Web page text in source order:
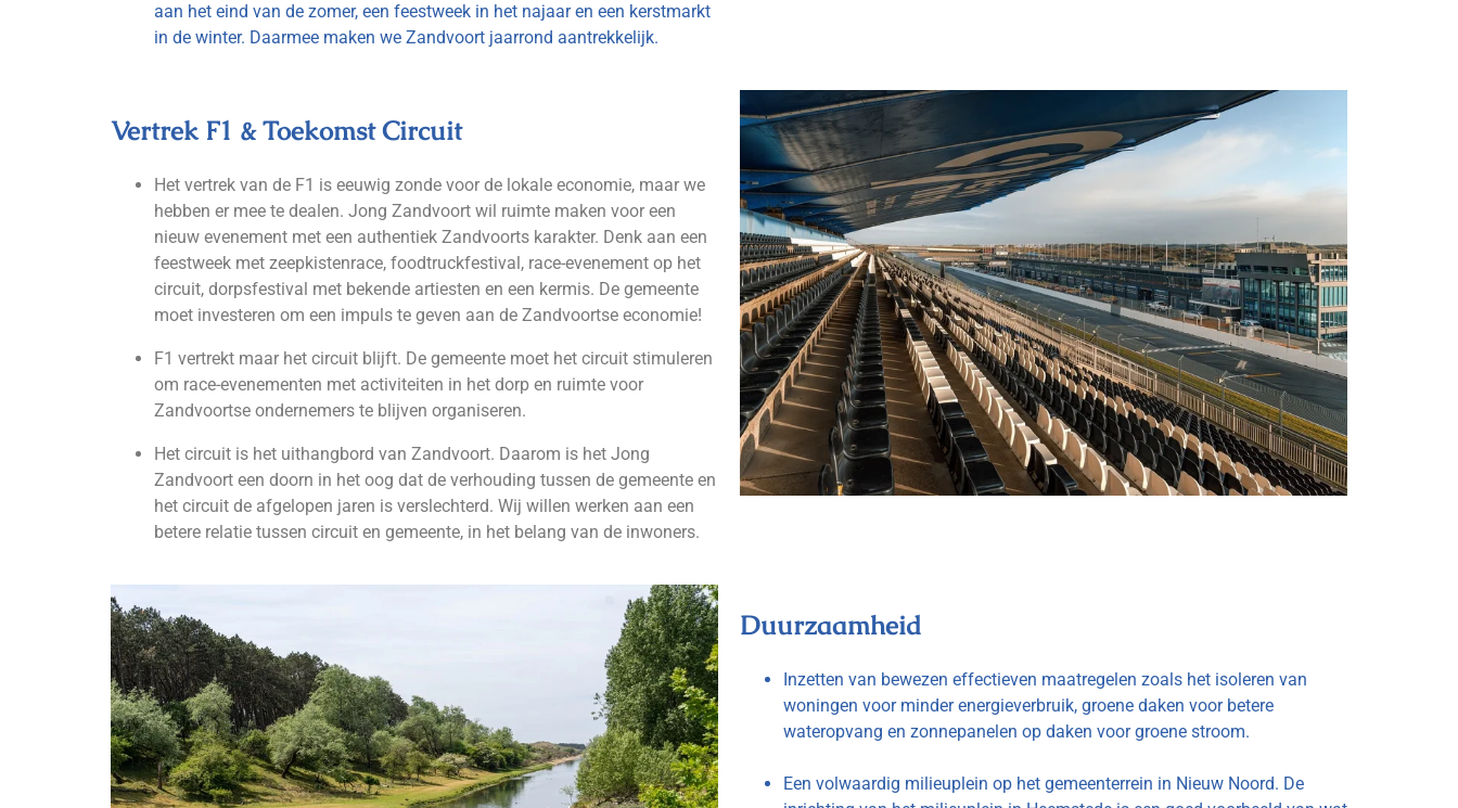
aan het eind van de zomer, een feestweek in het najaar en een kerstmarkt
in de winter. Daarmee maken we Zandvoort jaarrond aantrekkelijk.
Vertrek F1 & Toekomst Circuit
Het vertrek van de F1 is eeuwig zonde voor de lokale economie, maar we
hebben er mee te dealen. Jong Zandvoort wil ruimte maken voor een
nieuw evenement met een authentiek Zandvoorts karakter. Denk aan een
feestweek met zeepkistenrace, foodtruckfestival, race-evenement op het
circuit, dorpsfestival met bekende artiesten en een kermis. De gemeente
moet investeren om een impuls te geven aan de Zandvoortse economie!
F1 vertrekt maar het circuit blijft. De gemeente moet het circuit stimuleren
om race-evenementen met activiteiten in het dorp en ruimte voor
Zandvoortse ondernemers te blijven organiseren.
Het circuit is het uithangbord van Zandvoort. Daarom is het Jong
Zandvoort een doorn in het oog dat de verhouding tussen de gemeente en
het circuit de afgelopen jaren is verslechterd. Wij willen werken aan een
betere relatie tussen circuit en gemeente, in het belang van de inwoners.
Duurzaamheid
Inzetten van bewezen effectieven maatregelen zoals het isoleren van
woningen voor minder energieverbruik, groene daken voor betere
wateropvang en zonnepanelen op daken voor groene stroom.
Een volwaardig milieuplein op het gemeenterrein in Nieuw Noord. De